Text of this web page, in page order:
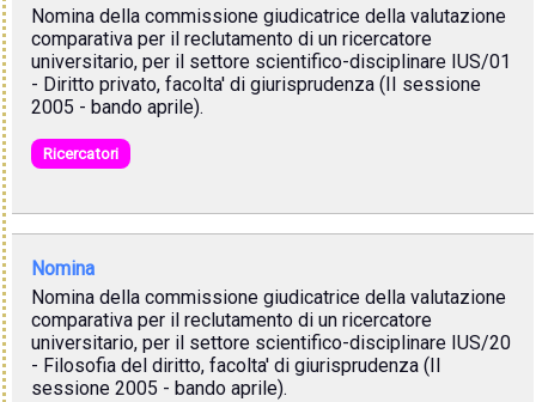
Nomina della commissione giudicatrice della valutazione
comparativa per il reclutamento di un ricercatore
universitario, per il settore scientifico-disciplinare IUS/01
- Diritto privato, facolta' di giurisprudenza (II sessione
2005 - bando aprile).
Ricercatori
Nomina
Nomina della commissione giudicatrice della valutazione
comparativa per il reclutamento di un ricercatore
universitario, per il settore scientifico-disciplinare IUS/20
- Filosofia del diritto, facolta' di giurisprudenza (II
sessione 2005 - bando aprile).